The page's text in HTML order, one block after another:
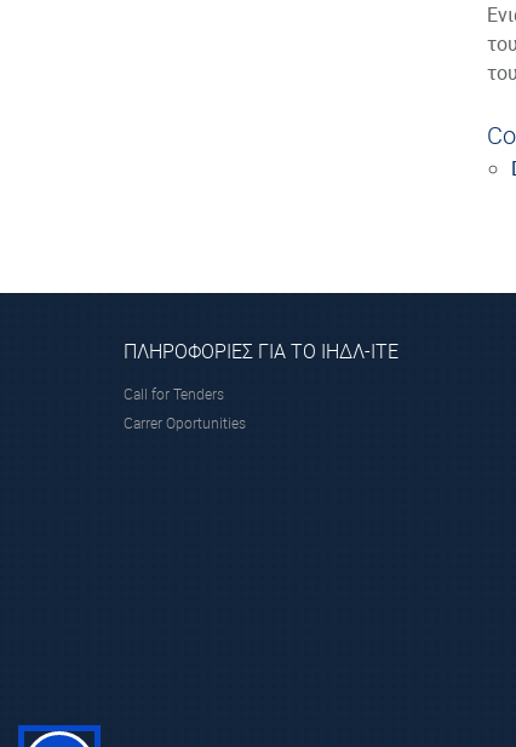
ΠΛΗΡΟΦΟΡΙΕΣ ΓΙΑ ΤΟ ΙΗΔΛ-ΙΤΕ
Call for Tenders
Carrer Oportunities